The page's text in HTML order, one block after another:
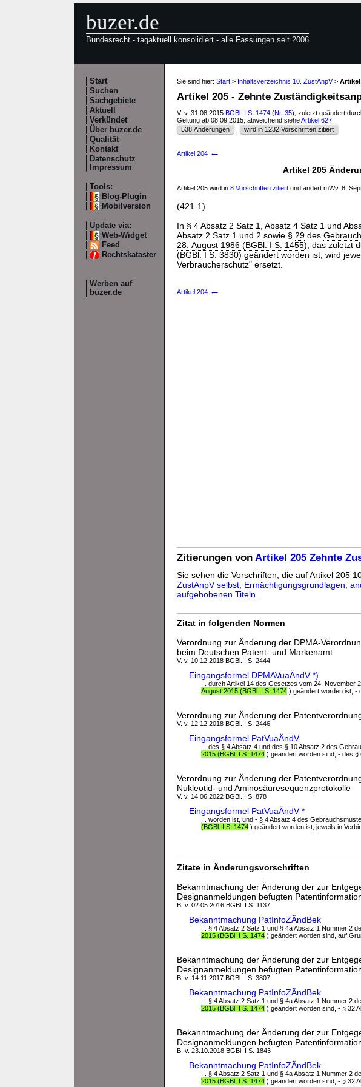
buzer.de
Bundesrecht - tagaktuell konsolidiert - alle Fassungen seit 2006
Start
Suchen
Sachgebiete
Aktuell
Verkündet
Über buzer.de
Qualität
Kontakt
Datenschutz
Impressum
Tools:
Blog-Plugin
Mobilversion
Update via:
Web-Widget
Feed
Rechtskataster
Werben auf
buzer.de
Sie sind hier: Start > Inhaltsverzeichnis 10. ZustAnpV> Artikel
Artikel 205 - Zehnte
V. v. 31.08.2015 BGBl. I S. 1474 (Nr. 35); zuletzt geändert
Geltung ab 08.09.2015, abweichend sieheArtikel 627
538 Änderungen
| wird in 1232 Vorschriften zitiert
Artikel 204 ←
Artikel 205
Artikel 205 wird in 8 Vorschriften zitiert und ändert mWv. 8.
(421-1)
In § 4Absatz 2 Satz 1, Absatz 4 Satz 1 und
Absatz 2 Satz 1 und 2 sowie § 29 des
28. August 1986 (BGBl. I S. 1455), das zuletzt
(BGBl. I S. 3830) geändert worden ist, wird
Verbraucherschutz" ersetzt.
Artikel 204 ←
Zitierungen von Artikel 205 Zehnte
Sie sehen die Vorschriften, die auf Artikel 205
ZustAnpV selbst Ermächtigungsgrundlagen
aufgehobenen Titeln
Zitat in folgenden Normen
Verordnung zur Änderung der DPMA-
beim Deutschen Patent- und Markenamt
V. v. 10.12.2018 BGBl. I S. 2444
Eingangsformel DPMAVuaÄndV *)
... durch Artikel 14 des Gesetzes vom 24. November
August 2015 (BGBl. I S. 1474 ) geändert worden ist, -
Verordnung zur Änderung der
V. v. 12.12.2018 BGBl. I S. 2446
Eingangsformel PatVuaÄndV
... des § 4 Absatz 4 und des § 10 Absatz 2 des
2015 (BGBl. I S. 1474 ) geändert worden sind, - des §
Verordnung zur Änderung der
Nukleotid- und Aminosäuresequenzprotokolle
V. v. 14.06.2022 BGBl. I S. 878
Eingangsformel PatVuaÄndV *
... worden ist, und - § 4 Absatz 4 des
(BGBl. I S. 1474 ) geändert worden ist, jeweils in
Zitate in Änderungsvorschriften
Bekanntmachung der Änderung der zur
Designanmeldungen befugten
B. v. 02.05.2016 BGBl. I S. 1137
Bekanntmachung PatInfoZÄndBek
... § 4 Absatz 2 Satz 1 und § 4a Absatz 1 Nummer 2
2015 (BGBl. I S. 1474 ) geändert worden sind, auf
Bekanntmachung der Änderung der zur
Designanmeldungen befugten
B. v. 14.11.2017 BGBl. I S. 3807
Bekanntmachung PatInfoZÄndBek
... § 4 Absatz 2 Satz 1 und § 4a Absatz 1 Nummer 2
2015 (BGBl. I S. 1474 ) geändert worden sind, - § 32
Bekanntmachung der Änderung der zur
Designanmeldungen befugten
B. v. 23.10.2018 BGBl. I S. 1843
Bekanntmachung PatInfoZÄndBek
... § 4 Absatz 2 Satz 1 und § 4a Absatz 1 Nummer 2
2015 (BGBl. I S. 1474 ) geändert worden sind, - § 32